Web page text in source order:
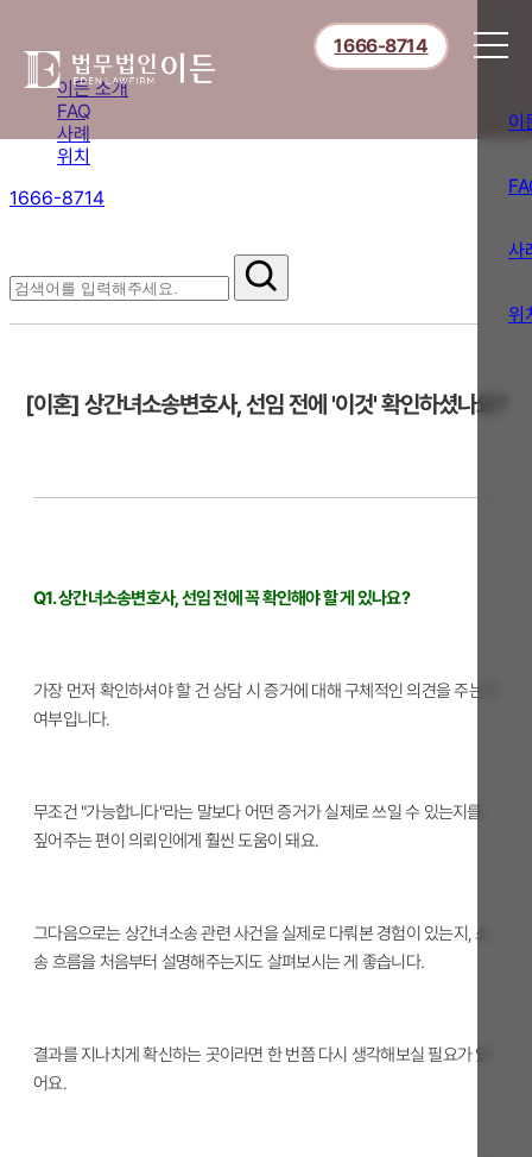
이든 소개
FAQ
사례
위치
1666-8714
1666-8714
이
사
위
[이혼] 상간녀소송변호사, 선임 전에 '이것' 확인하셨나요?
Q1. 상간녀소송변호사, 선임 전에 꼭 확인해야 할 게 있나요?
가장 먼저 확인하셔야 할 건 상담 시 증거에 대해 구체적인 의견을 주는지
여부입니다.
무조건 "가능합니다"라는 말보다 어떤 증거가 실제로 쓰일 수 있는지를
짚어주는 편이 의뢰인에게 훨씬 도움이 돼요.
그다음으로는 상간녀소송 관련 사건을 실제로 다뤄본 경험이 있는지, 소
송 흐름을 처음부터 설명해주는지도 살펴보시는 게 좋습니다.
결과를 지나치게 확신하는 곳이라면 한 번쯤 다시 생각해보실 필요가 있
어요.